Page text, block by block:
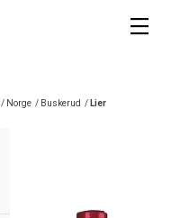
/ Norge / Buskerud / Lier